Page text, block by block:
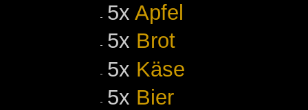
5x Apfel
5x Brot
5x Käse
5x Bier